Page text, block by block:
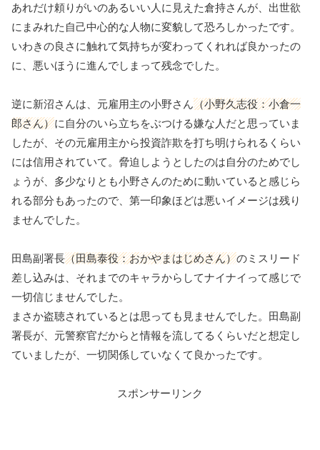
あれだけ頼りがいのあるいい人に見えた倉持さんが、出世欲
にまみれた自己中心的な人物に変貌して恐ろしかったです。
いわきの良さに触れて気持ちが変わってくれれば良かったの
に、悪いほうに進んでしまって残念でした。
逆に新沼さんは、元雇用主の小野さん（小野久志役：小倉一
郎さん）に自分のいら立ちをぶつける嫌な人だと思っていま
したが、その元雇用主から投資詐欺を打ち明けられるくらい
には信用されていて。脅迫しようとしたのは自分のためでし
ょうが、多少なりとも小野さんのために動いていると感じら
れる部分もあったので、第一印象ほどは悪いイメージは残り
ませんでした。
田島副署長（田島泰役：おかやまはじめさん）のミスリード
差し込みは、それまでのキャラからしてナイナイって感じで
一切信じませんでした。
まさか盗聴されているとは思っても見ませんでした。田島副
署長が、元警察官だからと情報を流してるくらいだと想定し
ていましたが、一切関係していなくて良かったです。
スポンサーリンク